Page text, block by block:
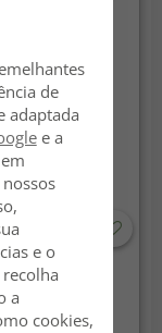
Plástico -
Rand
de
adaptada
e a
e o
a
cookies,